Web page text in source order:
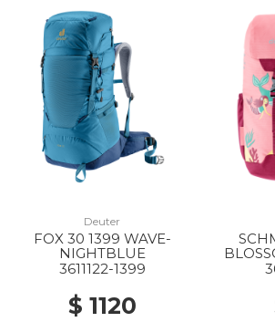
Deuter
FOX 30 1399 WAVE-
NIGHTBLUE
3611122-1399
$ 1120